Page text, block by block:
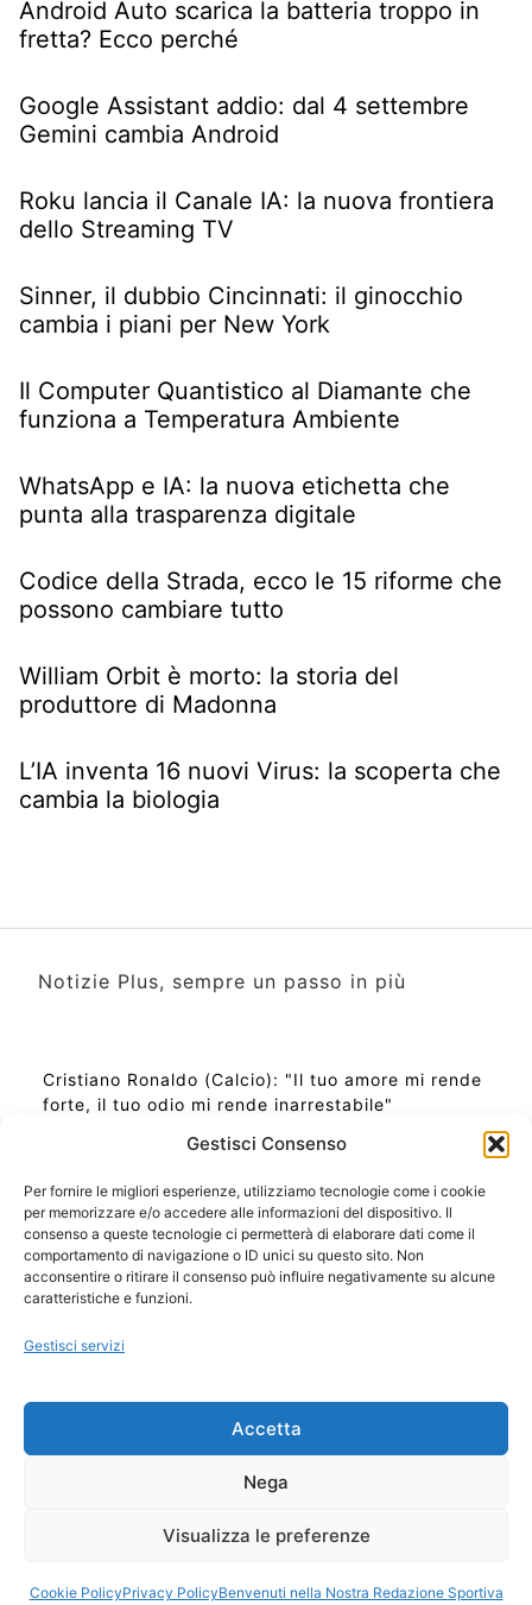
Gestisci Consenso
Per fornire le migliori esperienze, utilizziamo tecnologie come i cookie
per memorizzare e/o accedere alle informazioni del dispositivo. Il
consenso a queste tecnologie ci permetterà di elaborare dati come il
comportamento di navigazione o ID unici su questo sito. Non
acconsentire o ritirare il consenso può influire negativamente su alcune
caratteristiche e funzioni.
Gestisci servizi
Accetta
Nega
Visualizza le preferenze
Cookie PolicyPrivacy PolicyBenvenuti nella Nostra Redazione Sportiva
Android Auto scarica la batteria troppo in
fretta? Ecco perché
Google Assistant addio: dal 4 settembre
Gemini cambia Android
Roku lancia il Canale IA: la nuova frontiera
dello Streaming TV
Sinner, il dubbio Cincinnati: il ginocchio
cambia i piani per New York
Il Computer Quantistico al Diamante che
funziona a Temperatura Ambiente
WhatsApp e IA: la nuova etichetta che
punta alla trasparenza digitale
Codice della Strada, ecco le 15 riforme che
possono cambiare tutto
William Orbit è morto: la storia del
produttore di Madonna
L’IA inventa 16 nuovi Virus: la scoperta che
cambia la biologia
Notizie Plus, sempre un passo in più
Cristiano Ronaldo (Calcio): "Il tuo amore mi rende
forte, il tuo odio mi rende inarrestabile"
Ora Esatta in Italia in questo momento
Ti Senti Strano Ultimamente? Potrebbe Essere per
la Risonanza di Schumann
Come Sapere Se Stai Ascendendo alla Quinta
Copyright 2026 NotiziePlus.com
📰 Contenuto Umano Verificato
Privacy Coockie
Pubblicità